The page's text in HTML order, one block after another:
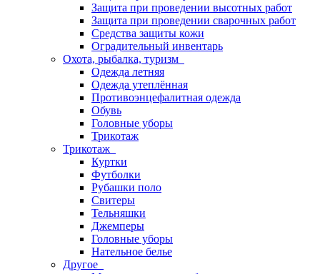
Защита при проведении высотных работ
Защита при проведении сварочных работ
Средства защиты кожи
Оградительный инвентарь
Охота, рыбалка, туризм
Одежда летняя
Одежда утеплённая
Противоэнцефалитная одежда
Обувь
Головные уборы
Трикотаж
Трикотаж
Куртки
Футболки
Рубашки поло
Свитеры
Тельняшки
Джемперы
Головные уборы
Нательное белье
Другое